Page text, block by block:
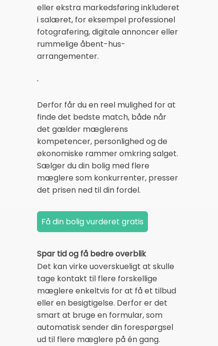
eller ekstra markedsføring inkluderet
i salæret, for eksempel professionel
fotografering, digitale annoncer eller
rummelige åbent-hus-
arrangementer.
Derfor får du en reel mulighed for at
finde det bedste match, både når
det gælder mæglerens
kompetencer, personlighed og de
økonomiske rammer omkring salget.
Sælger du din bolig med flere
mæglere som konkurrenter, presser
det prisen ned til din fordel.
Spar tid og få bedre overblik
Det kan virke uoverskueligt at skulle
tage kontakt til flere forskellige
mæglere enkeltvis for at få et tilbud
eller en besigtigelse. Derfor er det
smart at bruge en formular, som
automatisk sender din forespørgsel
ud til flere mæglere på én gang.